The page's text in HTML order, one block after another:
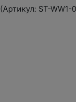
(Артикул: ST-